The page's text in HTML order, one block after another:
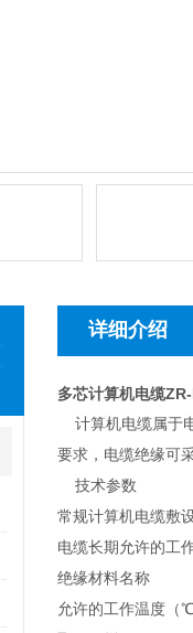
详细介绍
多芯计算机电缆
计算机电缆属于
要求，电缆绝缘可
技术参数
常规计算机电缆敷
电缆长期允许的工
绝缘材料名称
允许的工作温度（